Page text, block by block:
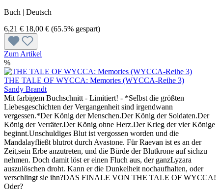
Buch | Deutsch
6,21 € 18,00 € (65.5% gespart)
Zum Artikel
%
THE TALE OF WYCCA: Memories (WYCCA-Reihe 3)
Sandy Brandt
Mit farbigem Buchschnitt - Limitiert! - *Selbst die größten
Liebesgeschichten der Vergangenheit sind irgendwann
vergessen.*Der König der Menschen.Der König der Soldaten.Der
König der Verräter.Der König ohne Herz.Der Krieg der vier Könige
beginnt.Unschuldiges Blut ist vergossen worden und die
Mandalayfließt blutrot durch Avastone. Für Raevan ist es an der
Zeit,sein Erbe anzutreten, und die Bürde der Blutkrone auf sichzu
nehmen. Doch damit löst er einen Fluch aus, der ganzLyzara
auszulöschen droht. Kann er die Dunkelheit nochaufhalten, oder
verschlingt sie ihn?DAS FINALE VON THE TALE OF WYCCA!
Oder?